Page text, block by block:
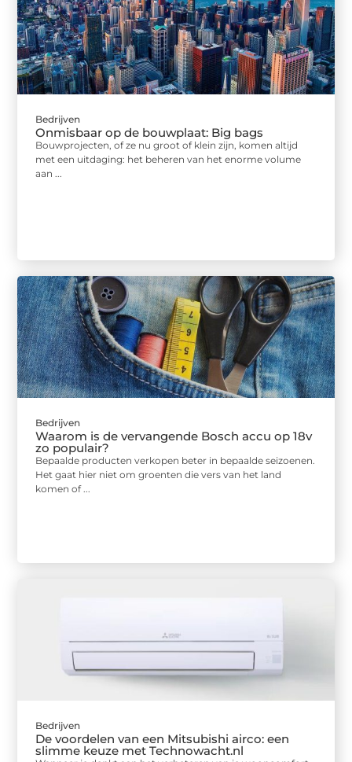
Bedrijven
Onmisbaar op de bouwplaat: Big bags
Bouwprojecten, of ze nu groot of klein zijn, komen altijd
met een uitdaging: het beheren van het enorme volume
aan ...
Bedrijven
Waarom is de vervangende Bosch accu op 18v
zo populair?
Bepaalde producten verkopen beter in bepaalde seizoenen.
Het gaat hier niet om groenten die vers van het land
komen of ...
Bedrijven
De voordelen van een Mitsubishi airco: een
slimme keuze met Technowacht.nl